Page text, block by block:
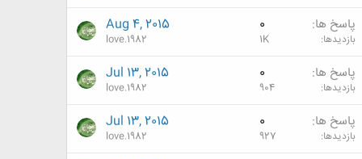
پاسخ ها 0
بازدیدها 1K
Aug 4, 2015
love.1982
پاسخ ها 0
بازدیدها 904
Jul 13, 2015
love.1982
پاسخ ها 0
بازدیدها 927
Jul 13, 2015
love.1982